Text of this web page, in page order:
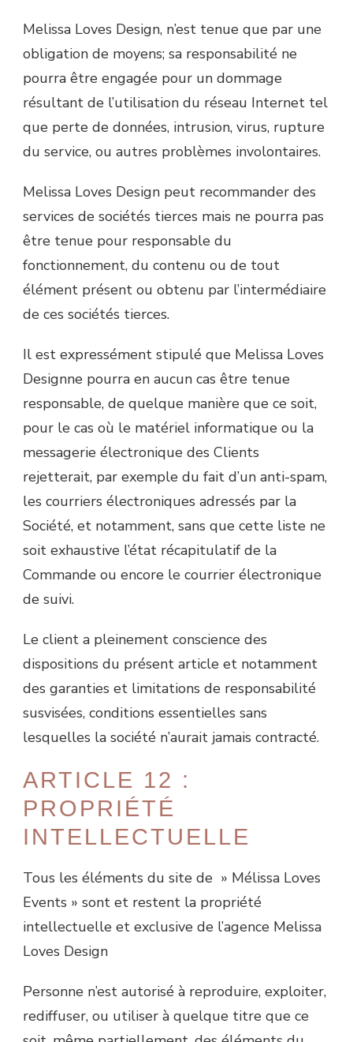
Melissa Loves Design, n’est tenue que par une
obligation de moyens; sa responsabilité ne
pourra être engagée pour un dommage
résultant de l’utilisation du réseau Internet tel
que perte de données, intrusion, virus, rupture
du service, ou autres problèmes involontaires.
Melissa Loves Design peut recommander des
services de sociétés tierces mais ne pourra pas
être tenue pour responsable du
fonctionnement, du contenu ou de tout
élément présent ou obtenu par l’intermédiaire
de ces sociétés tierces.
Il est expressément stipulé que Melissa Loves
Designne pourra en aucun cas être tenue
responsable, de quelque manière que ce soit,
pour le cas où le matériel informatique ou la
messagerie électronique des Clients
rejetterait, par exemple du fait d’un anti-spam,
les courriers électroniques adressés par la
Société, et notamment, sans que cette liste ne
soit exhaustive l’état récapitulatif de la
Commande ou encore le courrier électronique
de suivi.
Le client a pleinement conscience des
dispositions du présent article et notamment
des garanties et limitations de responsabilité
susvisées, conditions essentielles sans
lesquelles la société n’aurait jamais contracté.
ARTICLE 12 :
PROPRIÉTÉ
INTELLECTUELLE
Tous les éléments du site de » Mélissa Loves
Events » sont et restent la propriété
intellectuelle et exclusive de l’agence Melissa
Loves Design
Personne n’est autorisé à reproduire, exploiter,
rediffuser, ou utiliser à quelque titre que ce